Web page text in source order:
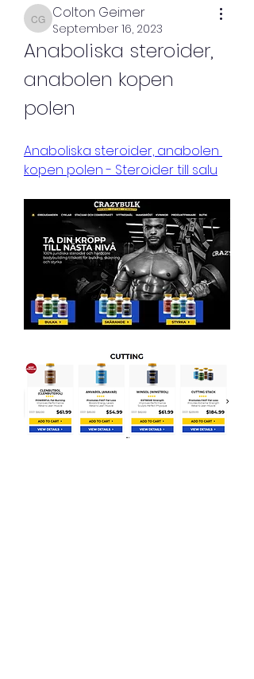
Colton Geimer
Colton Geimer
September 16, 2023
Anaboliska steroider,
anabolen kopen
polen
Anaboliska steroider, anabolen
kopen polen - Steroider till salu